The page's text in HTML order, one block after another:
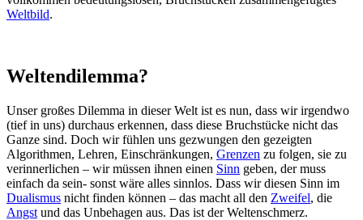
Weltbild.
Weltendilemma?
Unser großes Dilemma in dieser Welt ist es nun, dass wir irgendwo
(tief in uns) durchaus erkennen, dass diese Bruchstücke nicht das
Ganze sind. Doch wir fühlen uns gezwungen den gezeigten
Algorithmen, Lehren, Einschränkungen, Grenzen zu folgen, sie zu
verinnerlichen – wir müssen ihnen einen Sinn geben, der muss
einfach da sein- sonst wäre alles sinnlos. Dass wir diesen Sinn im
Dualismus nicht finden können – das macht all den Zweifel, die
Angst und das Unbehagen aus. Das ist der Weltenschmerz.